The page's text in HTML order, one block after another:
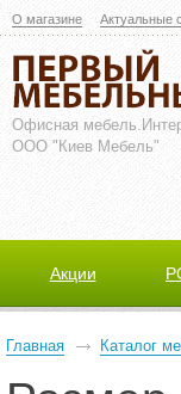
О магазине Актуальные
Офисная мебель.
ООО "Киев Мебель"
Акции
Главная Каталог